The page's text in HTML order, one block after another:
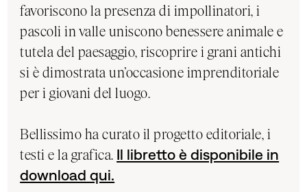
favoriscono la presenza di impollinatori, i
pascoli in valle uniscono benessere animale e
tutela del paesaggio, riscoprire i grani antichi
si è dimostrata un’occasione imprenditoriale
per i giovani del luogo.
Bellissimo ha curato il progetto editoriale, i
testi e la grafica. Il libretto è disponibile in
download qui.